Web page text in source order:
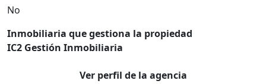
No
Inmobiliaria que gestiona la propiedad
IC2 Gestión Inmobiliaria
Ver perfil de la agencia